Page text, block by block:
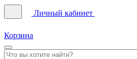
Личный кабинет
Корзина